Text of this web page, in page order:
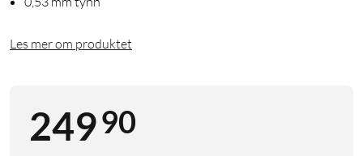
Les mer om produktet
24990